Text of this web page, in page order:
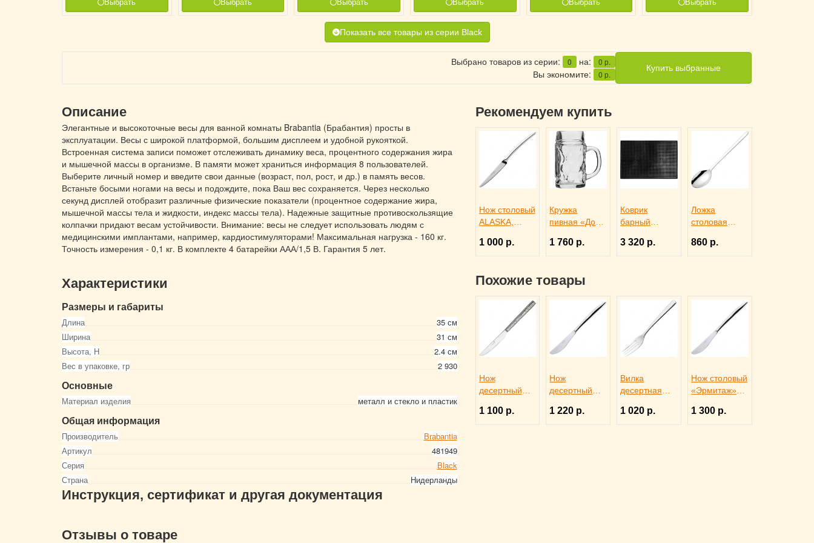
Показать все товары из серии Black
Выбрано товаров из серии: 0 на: 0 р.
Вы экономите: 0 р.
Купить выбранные
Описание
Элегантные и высокоточные весы для ванной комнаты Brabantia (Брабантия) просты в
эксплуатации. Весы с широкой платформой, большим дисплеем и удобной рукояткой.
Встроенная система записи поможет отслеживать динамику веса, процентного содержания жира
и мышечной массы в организме. В памяти может храниться информация 8 пользователей.
Выберите личный номер и введите свои данные (возраст, пол, рост, и др.) в память весов.
Встаньте босыми ногами на весы и подождите, пока Ваш вес сохраняется. Через несколько
секунд дисплей отобразит различные физические показатели (процентное содержание жира,
мышечной массы тела и жидкости, индекс массы тела). Надежные защитные противоскользящие
колпачки придают весам устойчивости. Внимание: весы не следует использовать людям с
медицинскими имплантами, например, кардиостимуляторами! Максимальная нагрузка - 160 кг.
Точность измерения - 0,1 кг. В комплекте 4 батарейки ААА/1,5 В. Гарантия 5 лет.
Характеристики
Размеры и габариты
Длина
35 см
Ширина
31 см
Высота, Н
2.4 см
Вес в упаковке, гр
2 930
Основные
Материал изделия металл и стекло и пластик
Общая информация
Производитель
Brabantia
Артикул
481949
Серия
Black
Страна
Нидерланды
Инструкция, сертификат и другая документация
Рекомендуем купить
Нож столовый
ALASKA,
3110291
1 000 р.
Кружка
пивная «Дон»
Borgonovo
1101106
1 760 р.
Коврик
барный
черный
резиновый,
3 320 р.
Ложка
столовая
Eternum
3110142
860 р.
Похожие товары
Нож
десертный
L=20,7 см,
Sola 3112574
1 100 р.
Нож
десертный
L=22,1 см,
Sola 3112573
1 220 р.
Вилка
десертная
L=18,8 см,
Sola 3113905
1 020 р.
Нож столовый
«Эрмитаж»
Sola 3113221
1 300 р.
Отзывы о товаре